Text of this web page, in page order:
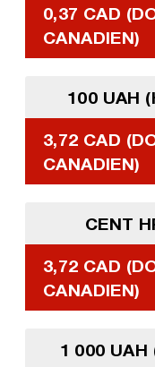
0,37 CAD
CANADIEN)
100 UAH
3,72 CAD
CANADIEN)
CENT
3,72 CAD
CANADIEN)
1 000 UAH